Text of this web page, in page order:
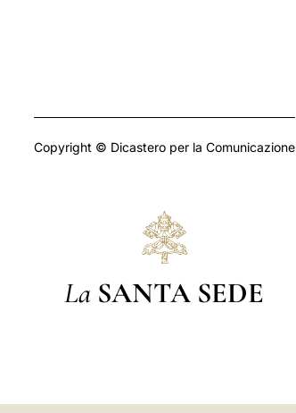
Copyright © Dicastero per la Comunicazione
La SANTA SEDE